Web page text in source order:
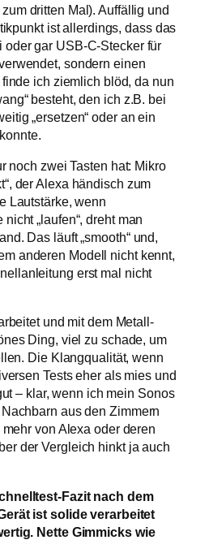
dritten Mal). Auffällig und
ist allerdings, dass das
gar USB-C-Stecker für
sondern einen
finde ich ziemlich blöd, da nun
besteht, den ich z.B. bei
„ersetzen“ oder an ein
noch zwei Tasten hat: Mikro
der Alexa händisch zum
Lautstärke, wenn
„laufen“, dreht man
Das läuft „smooth“ und,
anderen Modell nicht kennt,
erst mal nicht
und mit dem Metall-
Ding, viel zu schade, um
Die Klangqualität, wenn
Tests eher als mies und
– klar, wenn ich mein Sonos
aus den Zimmern
von Alexa oder deren
der Vergleich hinkt ja auch
Fazit nach dem
ist solide verarbeitet
Nette Gimmicks wie